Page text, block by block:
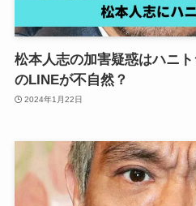
松本人志の加害疑惑はハニ
のLINEが不自然？
2024年1月22日